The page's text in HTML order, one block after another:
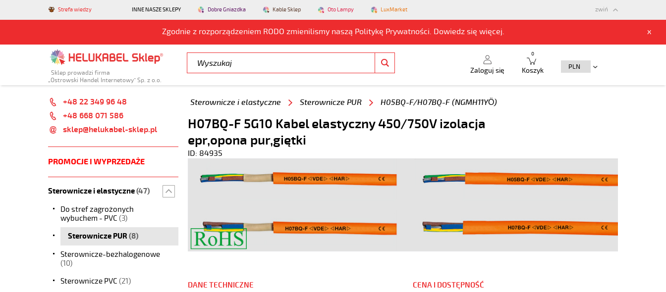
Strefa wiedzy INNE NASZE SKLEPY Dobre Gniazdka Kable Sklep Oto Lampy LuxMarket
Zgodnie z rozporządzeniem RODO zmienilismy naszą Politykę Prywatności. Dowiedz się więcej. x
zwiń
Sklep prowadzi firma
„Ostrowski Handel Internetowy” Sp. z o.o.
Zaloguj się Koszyk
0
+48 22 349 96 48
+48 668 071 586
sklep@helukabel-sklep.pl
PROMOCJE I WYPRZEDAŻE
Sterownicze i elastyczne(47)
Do stref zagrożonych
wybuchem - PVC (3)
Sterownicze PUR (8)
Sterownicze-bezhalogenowe
(10)
Sterownicze PVC (21)
Sterownicze i elastyczne Sterownicze PUR H05BQ-F/H07BQ-F (NGMH11YÖ)
H07BQ-F 5G10 Kabel elastyczny 450/750V izolacja
epr,opona pur,giętki
ID: 84935
DANE TECHNICZNE CENA I DOSTĘPNOŚĆ